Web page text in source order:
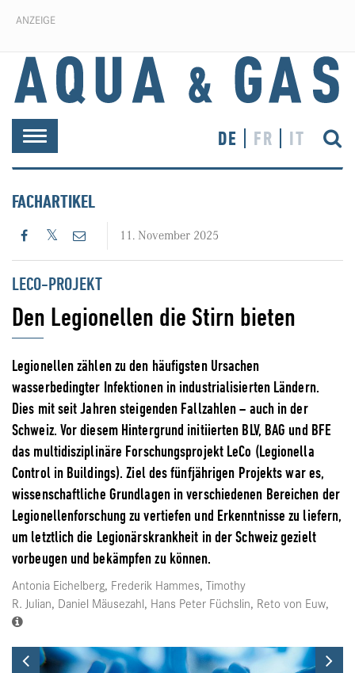
ANZEIGE
Toggle
navigation
DE FR IT
FACHARTIKEL
11. November 2025
LECO-PROJEKT
Den Legionellen die Stirn bieten
Legionellen zählen zu den häufigsten Ursachen
wasserbedingter Infektionen in industrialisierten Ländern.
Dies mit seit Jahren steigenden Fallzahlen – auch in der
Schweiz. Vor diesem Hintergrund initiierten BLV, BAG und BFE
das multidisziplinäre Forschungsprojekt LeCo (Legionella
Control in Buildings). Ziel des fünfjährigen Projekts war es,
wissenschaftliche Grundlagen in verschiedenen Bereichen der
Legionellenforschung zu vertiefen und Erkenntnisse zu liefern,
um letztlich die Legionärskrankheit in der Schweiz gezielt
vorbeugen und bekämpfen zu können.
Antonia Eichelberg, Frederik Hammes, Timothy
R. Julian, Daniel Mäusezahl, Hans Peter Füchslin, Reto von Euw,
Previous